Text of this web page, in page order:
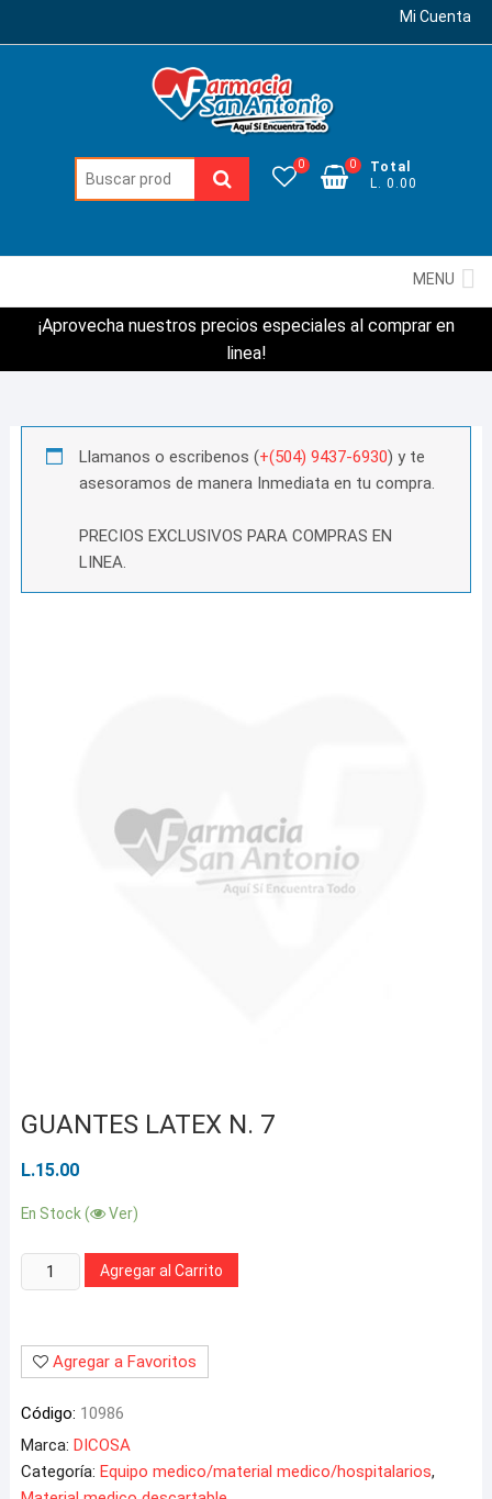
Mi Cuenta
Buscar: 0
Total
L. 0.00
0
MENU
¡Aprovecha nuestros precios especiales al comprar en
linea!
Llamanos o escribenos (+(504) 9437-6930) y te
asesoramos de manera Inmediata en tu compra.
PRECIOS EXCLUSIVOS PARA COMPRAS EN
LINEA.
GUANTES LATEX N. 7
L.15.00
En Stock ( Ver)
Cantidad: Agregar al Carrito
Agregar a Favoritos
Código: 10986
Marca: DICOSA
Categoría: Equipo medico/material medico/hospitalarios,